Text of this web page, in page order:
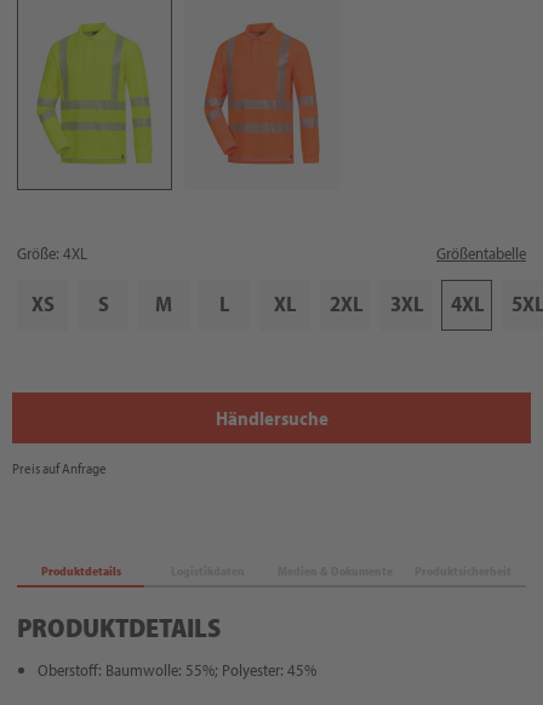
Größe: 4XL Größentabelle
XS S M L XL 2XL 3XL 4XL 5XL
Händlersuche
Preis auf Anfrage
Produktdetails
PRODUKTDETAILS
Oberstoff: Baumwolle: 55%; Polyester: 45%